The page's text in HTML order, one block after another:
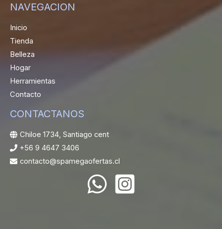
NAVEGACION
Inicio
Tienda
Belleza
Hogar
Herramientas
Contacto
CONTACTANOS
Chiloe 1734, Santiago cent
+56 9 4647 3406
contacto@spamegaofertas.cl